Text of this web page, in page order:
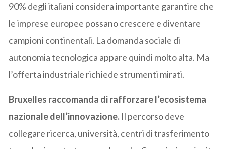
90% degli italiani considera importante garantire che
le imprese europee possano crescere e diventare
campioni continentali. La domanda sociale di
autonomia tecnologica appare quindi molto alta. Ma
l’offerta industriale richiede strumenti mirati.
Bruxelles raccomanda di rafforzare l’ecosistema
nazionale dell’innovazione. Il percorso deve
collegare ricerca, università, centri di trasferimento